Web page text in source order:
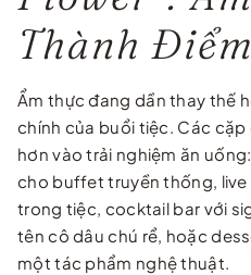
Thành
Ẩm thực đang dần thay thế
chính của buổi tiệc. Các cặp
hơn vào trải nghiệm ăn
cho buffet truyền thống,
trong tiệc, cocktail bar với
tên cô dâu chú rể, hoặc
một tác phẩm nghệ thuật.